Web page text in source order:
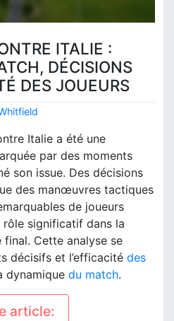
ITALIE :
DÉCISIONS
DES JOUEURS
Italie a été une
par des moments
son issue. Des décisions
des manœuvres tactiques
de joueurs
significatif dans la
Cette analyse se
décisifs et l’efficacité des
dynamique du match.
article: